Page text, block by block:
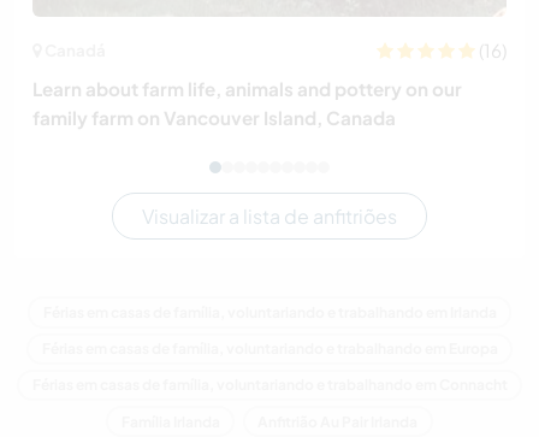
(16)
Learn about farm life, animals and pottery on our
family farm on Vancouver Island, Canada
Visualizar a lista de anfitriões